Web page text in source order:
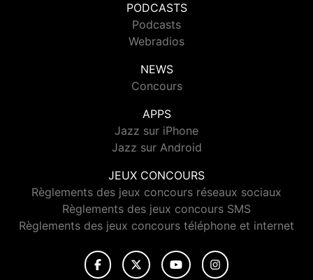
PODCASTS
Podcasts
Webradios
NEWS
Concours
APPS
Jazz sur iPhone
Jazz sur Android
JEUX CONCOURS
Règlements des jeux concours réseaux sociaux
Règlements des jeux concours SMS
Règlements des jeux concours téléphone et internet